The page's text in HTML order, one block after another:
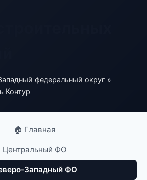
федеральный округ »
Контур
🏠 Главная
Центральный ФО
Западный ФО